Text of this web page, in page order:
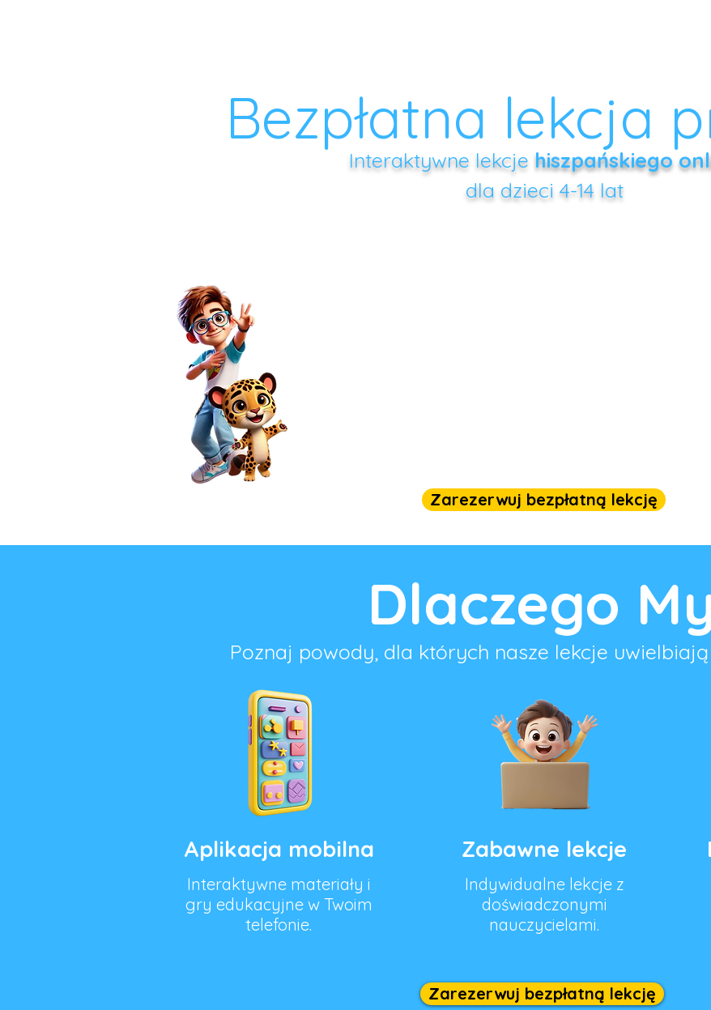
Bezpłatna lekcja
Interaktywne lekcje hiszpańskiego
dla dzieci 4-14 lat
Zarezerwuj bezpłatną lekcję
Dlaczego
Poznaj powody, dla których nasze lekcje
Aplikacja mobilna
Interaktywne materiały i
gry edukacyjne w Twoim
telefonie.
Zabawne lekcje
Indywidualne lekcje z
doświadczonymi
nauczycielami.
Zarezerwuj bezpłatną lekcję